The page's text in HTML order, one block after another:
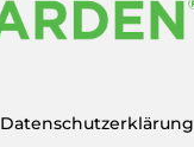
Datenschutzerklärung